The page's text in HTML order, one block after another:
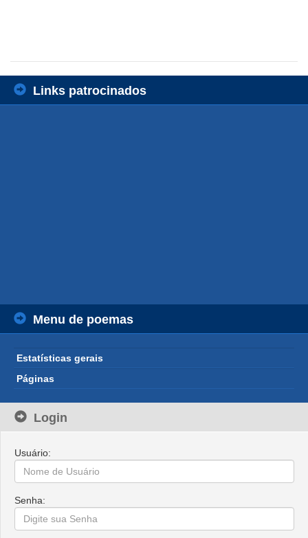
Links patrocinados
Menu de poemas
Estatísticas gerais
Páginas
Login
Usuário:
Senha: